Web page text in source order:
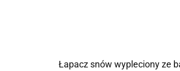
Łapacz snów wypleciony ze